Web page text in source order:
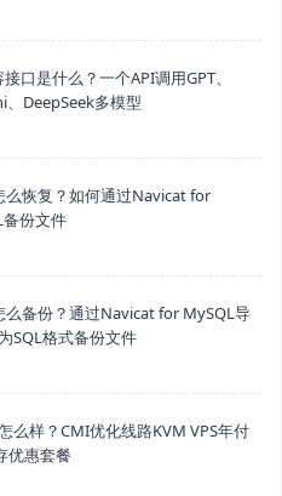
口是什么？一个API调用GPT、
DeepSeek多模型
么恢复？如何通过Navicat for
备份文件
么备份？通过Navicat for MySQL导
SQL格式备份文件
么样？CMI优化线路KVM VPS年付
优惠套餐